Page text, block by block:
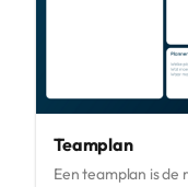
Teamplan
Een teamplan is